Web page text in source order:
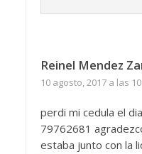
Reinel Mendez
10 agosto, 2017 a las
perdi mi cedula el
79762681
estaba junto con la